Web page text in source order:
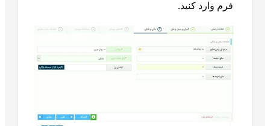
فرم وارد کنید.